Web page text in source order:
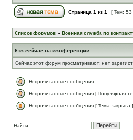
Страница 1 из 1 [ Тем: 53
Список форумов » Военная служба по
Кто сейчас на конференции
Сейчас этот форум просматривают: нет
Непрочитанные сообщения
Непрочитанные сообщения [ Популярная
Непрочитанные сообщения [ Тема закрыта ]
Найти: